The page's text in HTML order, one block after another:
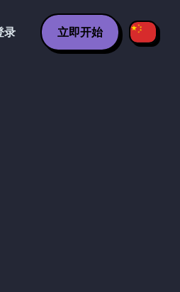
录 立即开始